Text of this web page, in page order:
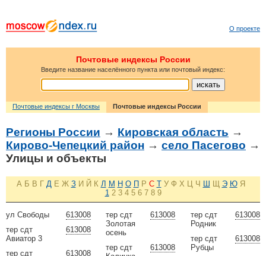
О проекте
Почтовые индексы России
Введите название населённого пункта или почтовый индекс:
Почтовые индексы г Москвы Почтовые индексы России
Регионы России → Кировская область →
Кирово-Чепецкий район → село Пасегово →
Улицы и объекты
А Б В Г Д Е Ж З И Й К Л М Н О П Р С Т У Ф Х Ц Ч Ш Щ Э Ю Я
1 2 3 4 5 6 7 8 9
613008
ул Свободы
613008
тер сдт
Авиатор 3
613008
тер сдт
613008
тер сдт
Золотая
осень
613008
тер сдт
613008
тер сдт
Родник
613008
тер сдт
Рубцы